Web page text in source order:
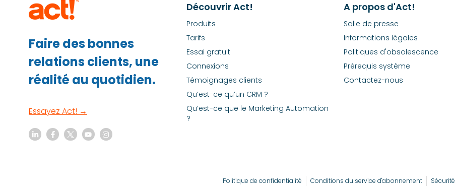
Faire des bonnes
relations clients, une
réalité au quotidien.
Essayez Act! →
Découvrir Act!
Produits
Tarifs
Essai gratuit
Connexions
Témoignages clients
Qu’est-ce qu’un CRM ?
Qu’est-ce que le Marketing Automation
?
A propos d'Act!
Salle de presse
Informations légales
Politiques d'obsolescence
Prérequis système
Contactez-nous
Politique de confidentialité Conditions du service d'abonnement Sécurité